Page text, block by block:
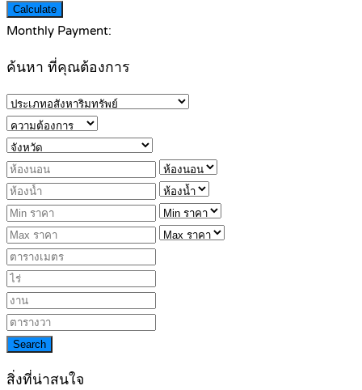
Calculate
Monthly Payment:
ค้นหา ที่คุณต้องการ
Search
สิ่งที่น่าสนใจ